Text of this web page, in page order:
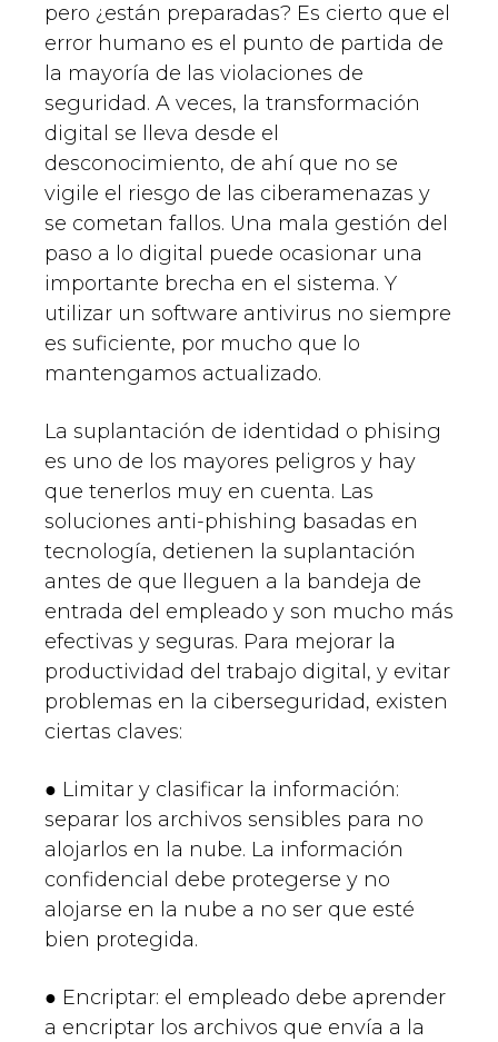
pero ¿están preparadas? Es cierto que el
error humano es el punto de partida de
la mayoría de las violaciones de
seguridad. A veces, la transformación
digital se lleva desde el
desconocimiento, de ahí que no se
vigile el riesgo de las ciberamenazas y
se cometan fallos. Una mala gestión del
paso a lo digital puede ocasionar una
importante brecha en el sistema. Y
utilizar un software antivirus no siempre
es suficiente, por mucho que lo
mantengamos actualizado.
La suplantación de identidad o phising
es uno de los mayores peligros y hay
que tenerlos muy en cuenta. Las
soluciones anti-phishing basadas en
tecnología, detienen la suplantación
antes de que lleguen a la bandeja de
entrada del empleado y son mucho más
efectivas y seguras. Para mejorar la
productividad del trabajo digital, y evitar
problemas en la ciberseguridad, existen
ciertas claves:
● Limitar y clasificar la información:
separar los archivos sensibles para no
alojarlos en la nube. La información
confidencial debe protegerse y no
alojarse en la nube a no ser que esté
bien protegida.
● Encriptar: el empleado debe aprender
a encriptar los archivos que envía a la